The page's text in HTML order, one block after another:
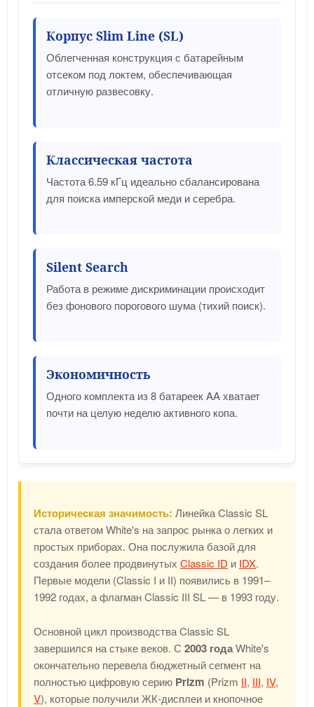
Корпус Slim Line (SL)
Облегченная конструкция с батарейным
отсеком под локтем, обеспечивающая
отличную развесовку.
Классическая частота
Частота 6.59 кГц идеально сбалансирована
для поиска имперской меди и серебра.
Silent Search
Работа в режиме дискриминации происходит
без фонового порогового шума (тихий поиск).
Экономичность
Одного комплекта из 8 батареек AA хватает
почти на целую неделю активного копа.
Историческая значимость: Линейка Classic SL
стала ответом White's на запрос рынка о легких и
простых приборах. Она послужила базой для
создания более продвинутых Classic ID и IDX.
Первые модели (Classic I и II) появились в 1991–
1992 годах, а флагман Classic III SL — в 1993 году.
Основной цикл производства Classic SL
завершился на стыке веков. С 2003 годаWhite's
окончательно перевела бюджетный сегмент на
полностью цифровую серию Prizm (Prizm II, III, IV,
V), которые получили ЖК-дисплеи и кнопочное